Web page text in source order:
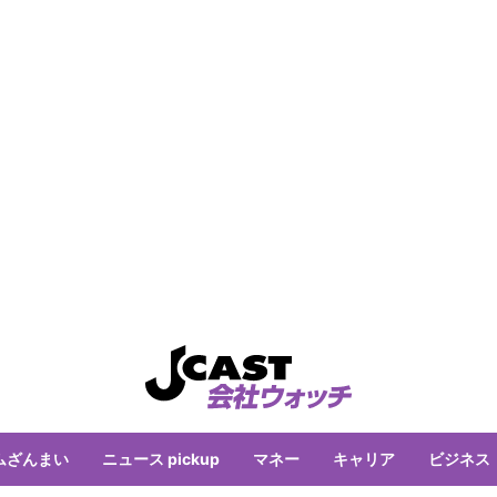
ざんまい ニュース pickup マネー キャリア ビジネス